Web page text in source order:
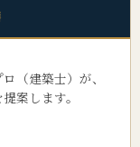
（建築士）が、
案します。